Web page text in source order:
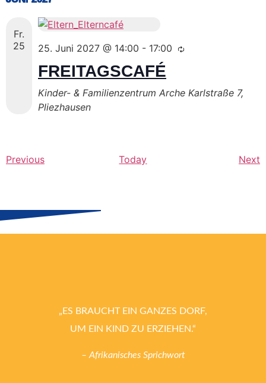
Fr.
25
25. Juni 2027 @ 14:00 - 17:00
FREITAGSCAFÉ
Kinder- & Familienzentrum Arche Karlstraße 7,
Pliezhausen
PreviousEvents Today Next
„ES BRAUCHT EIN GANZES DORF,
UM EIN KIND ZU ERZIEHEN.“
– Afrikanisches Sprichwort